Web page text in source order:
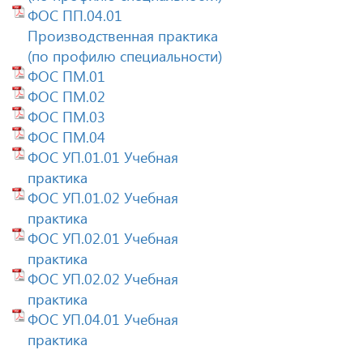
ФОС ПП.04.01
Производственная практика
(по профилю специальности)
ФОС ПМ.01
ФОС ПМ.02
ФОС ПМ.03
ФОС ПМ.04
ФОС УП.01.01 Учебная
практика
ФОС УП.01.02 Учебная
практика
ФОС УП.02.01 Учебная
практика
ФОС УП.02.02 Учебная
практика
ФОС УП.04.01 Учебная
практика